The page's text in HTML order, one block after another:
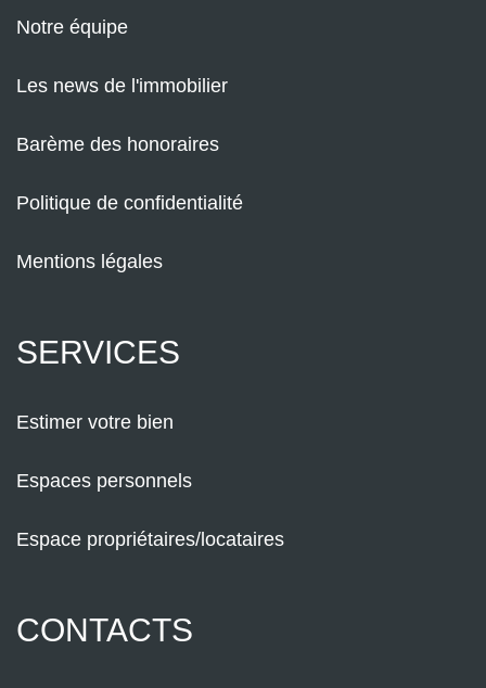
Notre équipe
Les news de l'immobilier
Barème des honoraires
Politique de confidentialité
Mentions légales
SERVICES
Estimer votre bien
Espaces personnels
Espace propriétaires/locataires
CONTACTS